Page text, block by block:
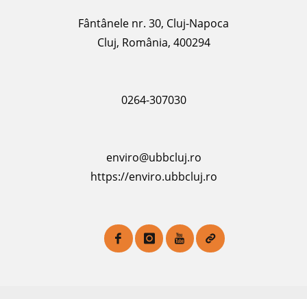
Fântânele nr. 30, Cluj-Napoca
Cluj, România, 400294
0264-307030
enviro@ubbcluj.ro
https://enviro.ubbcluj.ro